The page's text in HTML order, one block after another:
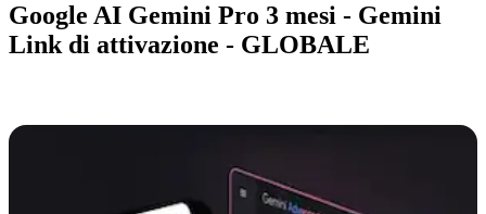
Google AI Gemini Pro 3 mesi - Gemini
Link di attivazione - GLOBALE